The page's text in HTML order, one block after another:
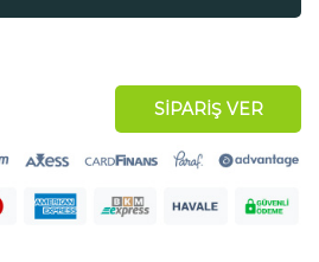
SİPARİŞ VER